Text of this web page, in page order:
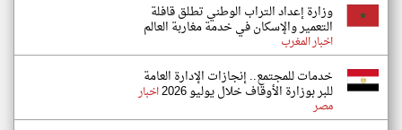
وزارة إعداد التراب الوطني تطلق قافلة
التعمير والإسكان في خدمة مغاربة العالم
اخبار المغرب
خدمات للمجتمع.. إنجازات الإدارة العامة
للبر بوزارة الأوقاف خلال يوليو 2026 اخبار
مصر